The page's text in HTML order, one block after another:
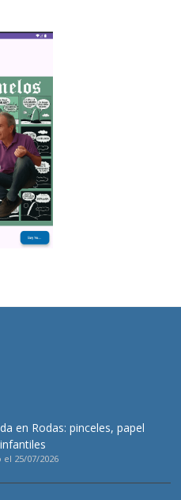
en Rodas: pinceles, papel
25/07/2026